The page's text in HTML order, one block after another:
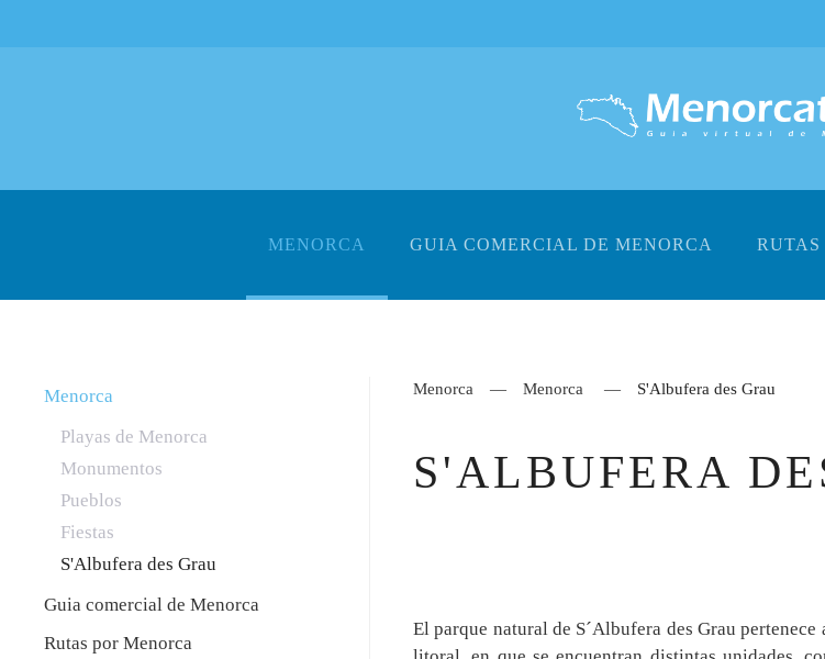
MENORCA GUIA COMERCIAL DE MENORCA RUTAS
Menorca Menorca S'Albufera des Grau
S'ALBUFERA
El parque natural de S´Albufera des Grau
Menorca
Playas de Menorca
Monumentos
Pueblos
Fiestas
S'Albufera des Grau
Guia comercial de Menorca
Rutas por Menorca